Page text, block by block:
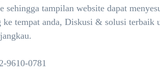
sehingga tampilan website dapat
ke tempat anda, Diskusi & solusi terbaik
9610-0781